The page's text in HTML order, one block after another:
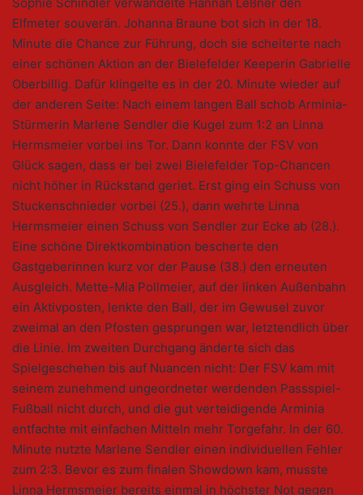
Sophie Schindler verwandelte Hannah Leßner den
Elfmeter souverän. Johanna Braune bot sich in der 18.
Minute die Chance zur Führung, doch sie scheiterte nach
einer schönen Aktion an der Bielefelder Keeperin Gabrielle
Oberbillig. Dafür klingelte es in der 20. Minute wieder auf
der anderen Seite: Nach einem langen Ball schob Arminia-
Stürmerin Marlene Sendler die Kugel zum 1:2 an Linna
Hermsmeier vorbei ins Tor. Dann konnte der FSV von
Glück sagen, dass er bei zwei Bielefelder Top-Chancen
nicht höher in Rückstand geriet. Erst ging ein Schuss von
Stuckenschnieder vorbei (25.), dann wehrte Linna
Hermsmeier einen Schuss von Sendler zur Ecke ab (28.).
Eine schöne Direktkombination bescherte den
Gastgeberinnen kurz vor der Pause (38.) den erneuten
Ausgleich. Mette-Mia Pollmeier, auf der linken Außenbahn
ein Aktivposten, lenkte den Ball, der im Gewusel zuvor
zweimal an den Pfosten gesprungen war, letztendlich über
die Linie. Im zweiten Durchgang änderte sich das
Spielgeschehen bis auf Nuancen nicht: Der FSV kam mit
seinem zunehmend ungeordneter werdenden Passspiel-
Fußball nicht durch, und die gut verteidigende Arminia
entfachte mit einfachen Mitteln mehr Torgefahr. In der 60.
Minute nutzte Marlene Sendler einen individuellen Fehler
zum 2:3. Bevor es zum finalen Showdown kam, musste
Linna Hermsmeier bereits einmal in höchster Not gegen